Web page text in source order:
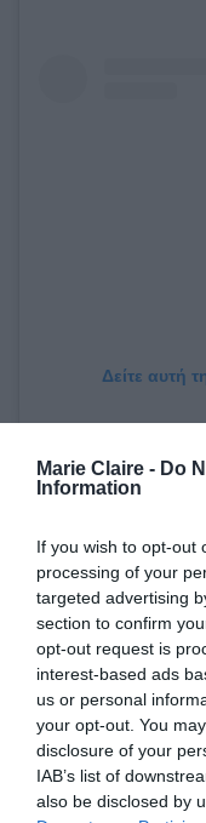
Marie Claire - Do
Information
If you wish to opt-out
processing of your
targeted advertising
section to confirm
opt-out request is
interest-based ads
us or personal
your opt-out. You
disclosure of your
IAB’s list of
also be disclosed by
Δείτε αυτή
Την